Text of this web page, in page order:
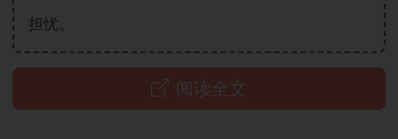
担忧。
阅读全文